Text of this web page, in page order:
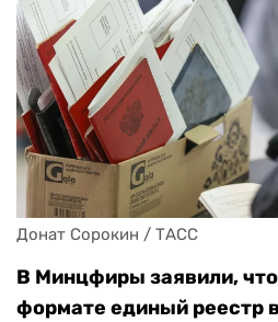
Донат Сорокин / ТАСС
В Минцфиры заявили,
формате единый реестр